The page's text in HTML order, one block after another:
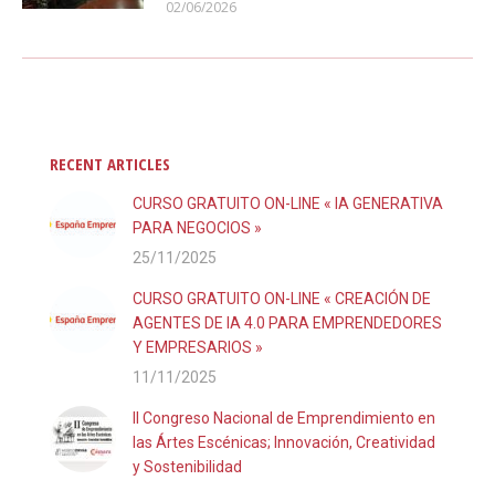
02/06/2026
RECENT ARTICLES
CURSO GRATUITO ON-LINE « IA GENERATIVA
PARA NEGOCIOS »
25/11/2025
CURSO GRATUITO ON-LINE « CREACIÓN DE
AGENTES DE IA 4.0 PARA EMPRENDEDORES
Y EMPRESARIOS »
11/11/2025
II Congreso Nacional de Emprendimiento en
las Ártes Escénicas; Innovación, Creatividad
y Sostenibilidad